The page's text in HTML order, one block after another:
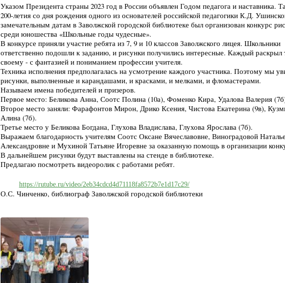
Указом Президента страны 2023 год в России объявлен Годом педагога и наставника.
200-летия со дня рождения одного из основателей российской педагогики К.Д.
замечательным датам в Заволжской городской библиотеке был организован конкурс
среди юношества «Школьные годы чудесные».
В конкурсе приняли участие ребята из 7, 9 и 10 классов Заволжского лицея. Школьники
ответственно подошли к заданию, и рисунки получились интересные. Каждый раскрыл
своему - с фантазией и пониманием профессии учителя.
Техника исполнения предполагалась на усмотрение каждого участника. Поэтому мы
рисунки, выполненные и карандашами, и красками, и мелками, и фломастерами.
Называем имена победителей и призеров.
Первое место: Беликова Анна, Соотс Полина (10а), Фоменко Кира, Удалова Валерия
Второе место заняли: Фарафонтов Мирон, Дрико Ксения, Чистова Екатерина (9в),
Алина (7б).
Третье место у Беликова Богдана, Глухова Владислава, Глухова Ярослава (7б).
Выражаем благодарность учителям Соотс Оксане Вячеславовне, Виноградовой Наталье
Александровне и Мухиной Татьяне Игоревне за оказанную помощь в организации
В дальнейшем рисунки будут выставлены на стенде в библиотеке.
Предлагаю посмотреть видеоролик с работами ребят.
https://rutube.ru/video/2eb34cdcd4d71118fa8572b7e1d17c29/
О.С. Чинченко, библиограф Заволжской городской библиотеки